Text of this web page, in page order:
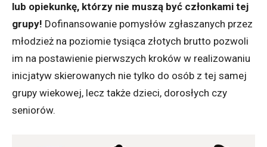
lub opiekunkę, którzy nie muszą być członkami tej
grupy! Dofinansowanie pomysłów zgłaszanych przez
młodzież na poziomie tysiąca złotych brutto pozwoli
im na postawienie pierwszych kroków w realizowaniu
inicjatyw skierowanych nie tylko do osób z tej samej
grupy wiekowej, lecz także dzieci, dorosłych czy
seniorów.